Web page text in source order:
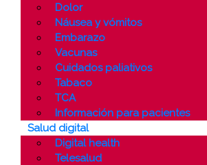
Dolor
Náusea y vómitos
Embarazo
Vacunas
Cuidados paliativos
Tabaco
TCA
Información para pacientes
Salud digital
Digital health
Telesalud